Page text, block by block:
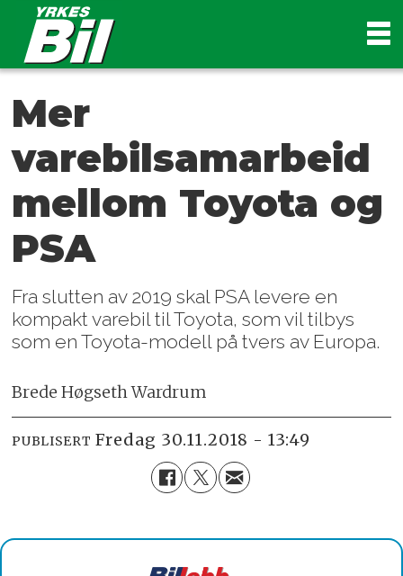
Mer
varebilsamarbeid
mellom Toyota og
PSA
Fra slutten av 2019 skal PSA levere en
kompakt varebil til Toyota, som vil tilbys
som en Toyota-modell på tvers av Europa.
Brede Høgseth Wardrum
PUBLISERT fredag 30.11.2018 - 13:49